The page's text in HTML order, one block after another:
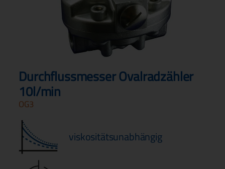
Durchflussmesser Ovalradzähler
10l/min
OG3
viskositätsunabhängig